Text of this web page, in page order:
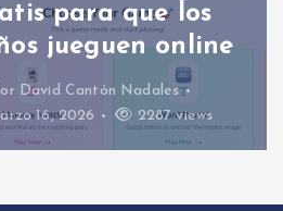
Los Pueblos
Andaluces
Por David Cantón Nadales
marzo 3, 2026
581 views